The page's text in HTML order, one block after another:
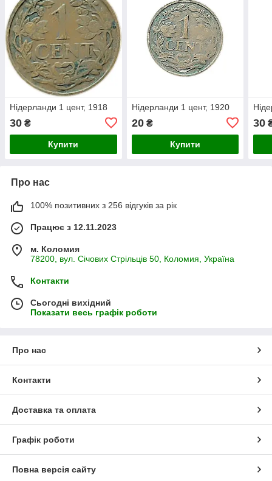
Нідерланди 1 цент, 1918
30 ₴
Купити
Нідерланди 1 цент, 1920
20₴
Купити
30
Про нас
100% позитивних з 256 відгуків за рік
Працює з 12.11.2023
м. Коломия
78200, вул. Січових Стрільців 50, Коломия, Україна
Контакти
Сьогодні вихідний
Показати весь графік роботи
Про нас
Контакти
Доставка та оплата
Графік роботи
Повна версія сайту